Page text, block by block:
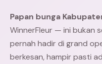
Papan bunga
WinnerFleur — ini bukan
pernah hadir di grand
berkesan, hampir pasti